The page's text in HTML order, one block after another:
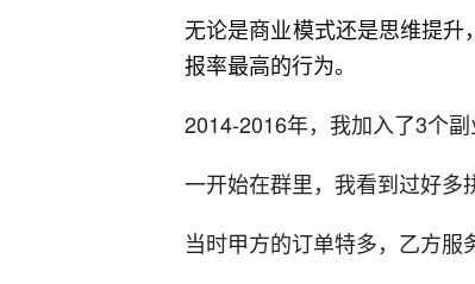
无论是商业模式还是思维提升
报率最高的行为。
2014-2016年，我加入了3个
一开始在群里，我看到过好多
当时甲方的订单特多，乙方服